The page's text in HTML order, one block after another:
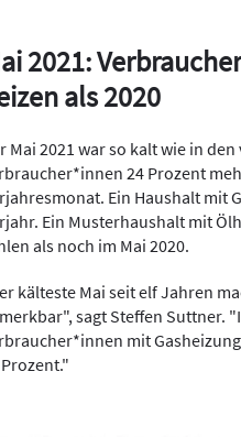
2021:
als 2020
Mai 2021 war so kalt wie in
24 Prozent
Ein Haushalt mit
Ein Musterhaushalt mit
als noch im Mai 2020.
kälteste Mai seit elf Jahren
sagt Steffen Suttner.
mit